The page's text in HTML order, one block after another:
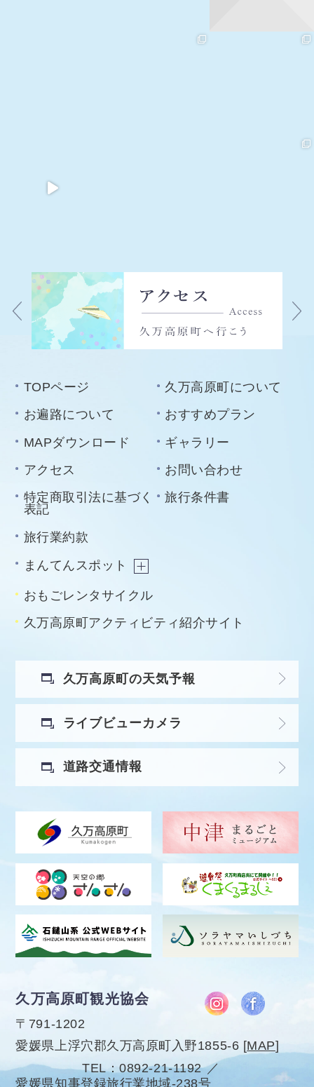
TOPページ
久万高原町について
お遍路について
おすすめプラン
MAPダウンロード
ギャラリー
アクセス
お問い合わせ
特定商取引法に基づく
表記
旅行条件書
旅行業約款
まんてんスポット
おもごレンタサイクル
久万高原町アクティビティ紹介サイト
久万高原町の天気予報
ライブビューカメラ
道路交通情報
久万高原町観光協会
〒791-1202
愛媛県上浮穴郡久万高原町入野1855-6 [MAP]
TEL
0892-21-1192
愛媛県知事登録旅行業地域-238号